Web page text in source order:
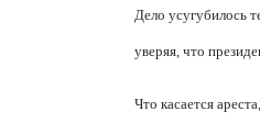
Дело усугубилось
уверяя, что
Что касается